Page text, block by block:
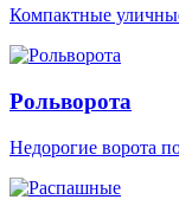
Компактные
Рольворота
Недорогие ворота